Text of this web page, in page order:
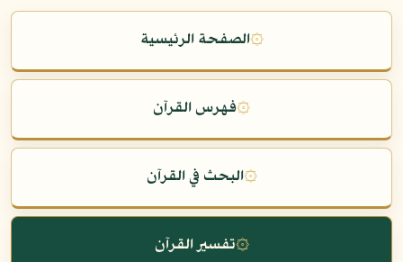
۞الصفحة الرئيسية
۞فهرس القرآن
۞البحث في القرآن
۞تفسير القرآن